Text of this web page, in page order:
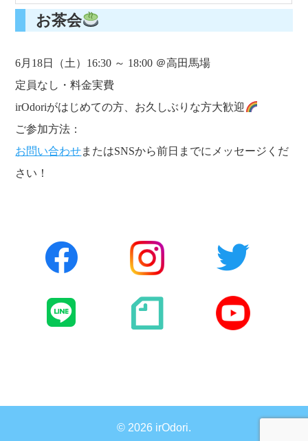
お茶会
6月18日（土）16:30 ～ 18:00 ＠高田馬場
定員なし・料金実費
irOdoriがはじめての方、お久しぶりな方大歓迎
ご参加方法：
お問い合わせまたはSNSから前日までにメッセージくだ
さい！
© 2026 irOdori.